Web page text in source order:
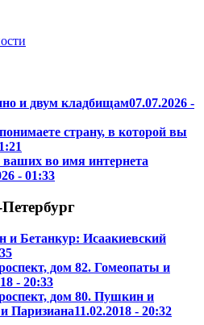
и двум кладбищам07.07.2026 -
страну, в которой вы
ваших во имя интернета
- 01:33
Бетанкур: Исаакиевский
дом 82. Гомеопаты и
- 20:33
дом 80. Пушкин и
Паризиана11.02.2018 - 20:32